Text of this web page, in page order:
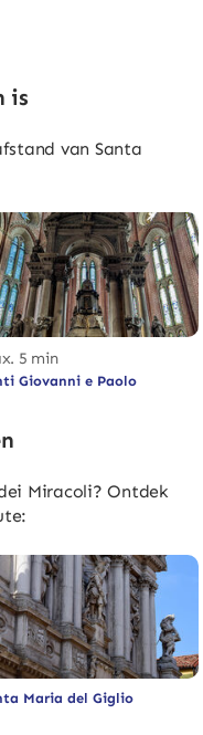
is
van Santa
5 min
Giovanni e Paolo
Miracoli? Ontdek
Maria del Giglio